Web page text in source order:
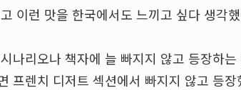
이런 맛을 한국에서도 느끼고 싶다 생각
나리오나 책자에 늘 빠지지 않고 등장하는
프렌치 디저트 섹션에서 빠지지 않고 등